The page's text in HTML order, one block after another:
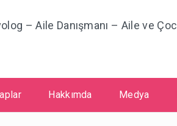
– Aile Danışmanı – Aile ve
Hakkımda Medya